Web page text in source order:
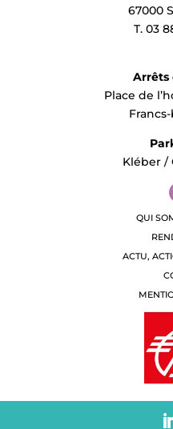
67000
T. 03
Arrêts
Place de
Kléber /
QUI
ACTU,